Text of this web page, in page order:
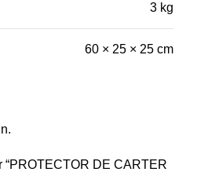
3 kg
60 × 25 × 25 cm
“PROTECTOR DE CARTER